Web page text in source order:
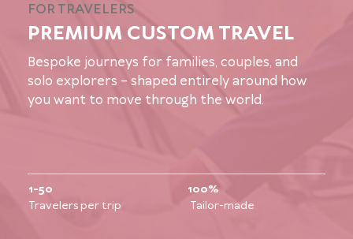
FOR TRAVELERS
PREMIUM CUSTOM TRAVEL
Bespoke journeys for families, couples, and
solo explorers – shaped entirely around how
you want to move through the world.
1-50
100%
Travelers per trip
Tailor-made